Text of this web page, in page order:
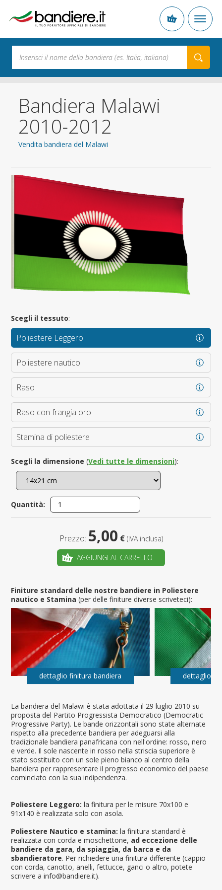
Bandiera Malawi
2010-2012
Vendita bandiera del Malawi
La bandiera del Malawi è stata adottata il 29 luglio 2010 su
proposta del Partito Progressista Democratico (Democratic
Progressive Party). Le bande orizzontali sono state alternate
rispetto alla precedente bandiera per adeguarsi alla
tradizionale bandiera panafricana con nell'ordine: rosso, nero
e verde. Il sole nascente in rosso nella striscia superiore è
stato sostituito con un sole pieno bianco al centro della
bandiera per rappresentare il progresso economico del paese
cominciato con la sua indipendenza.
Poliestere Leggero: la finitura per le misure 70x100 e
91x140 è realizzata solo con asola.
Poliestere Nautico e stamina: la finitura standard è
realizzata con corda e moschettone, ad eccezione delle
bandiere da gara, da spiaggia, da barca e da
sbandieratore. Per richiedere una finitura differente (cappio
con corda, canotto, anelli, fettucce, ganci o altro, potete
scrivere a info@bandiere.it).
Scegli il tessuto:
Poliestere Leggero
Poliestere nautico
Raso
Raso con frangia oro
Stamina di poliestere
Scegli la dimensione (Vedi tutte le dimensioni):
Quantità:
Prezzo: 5,00 € (IVA inclusa)
AGGIUNGI AL CARRELLO
Finiture standard delle nostre bandiere in Poliestere
nautico e Stamina(per delle finiture diverse scriveteci):
dettaglio finitura bandiera dettaglio